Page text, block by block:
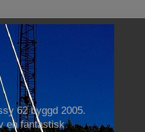
62 byggd 2005.
en fantastisk